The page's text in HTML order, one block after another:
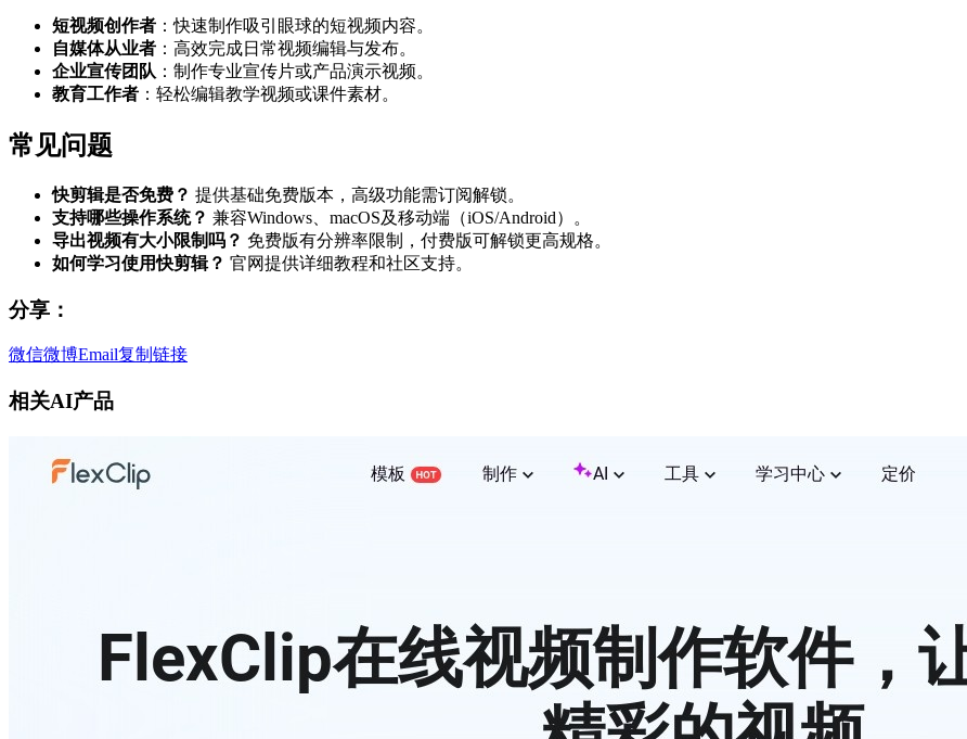
短视频创作者 ：快速制作吸引眼球的短视频内容。
自媒体从业者 ：高效完成日常视频编辑与发布。
企业宣传团队 ：制作专业宣传片或产品演示视频。
教育工作者 ：轻松编辑教学视频或课件素材。
常见问题
快剪辑是否免费？ 提供基础免费版本，高级功能需订阅解锁。
支持哪些操作系统？ 兼容Windows、macOS及移动端（iOS/Android）。
导出视频有大小限制吗？ 免费版有分辨率限制，付费版可解锁更高规格。
如何学习使用快剪辑？ 官网提供详细教程和社区支持。
分享：
微信微博Email复制链接
相关AI产品